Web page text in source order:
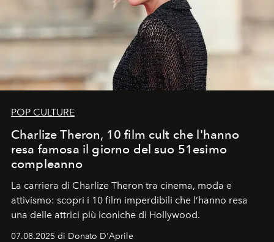
POP CULTURE
Charlize Theron, 10 film cult che l'hanno
resa famosa il giorno del suo 51esimo
compleanno
La carriera di Charlize Theron tra cinema, moda e
attivismo: scopri i 10 film imperdibili che l’hanno resa
una delle attrici più iconiche di Hollywood.
07.08.2025 di Donato D'Aprile